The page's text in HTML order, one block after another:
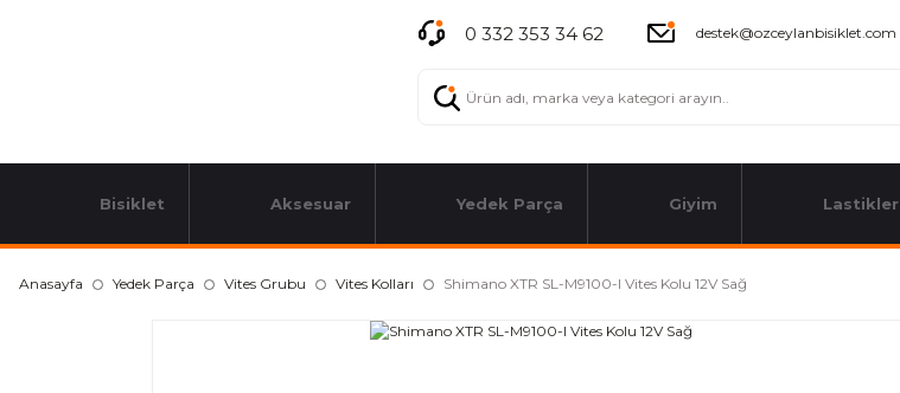
0 332 353 34 62 destek@ozceylanbisiklet.com
Bisiklet Aksesuar Yedek Parça Giyim Lastikler
Anasayfa Yedek Parça Vites Grubu Vites Kolları Shimano XTR SL-M9100-I Vites Kolu 12V Sağ